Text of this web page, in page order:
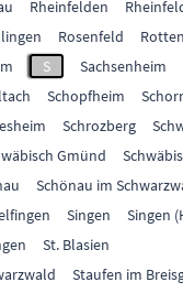
Rheinfelden
Rosenfeld
S Sachsenheim
Schopfheim
Schrozberg
Gmünd
Schönau im
Singen
Singen
St. Blasien
Staufen im